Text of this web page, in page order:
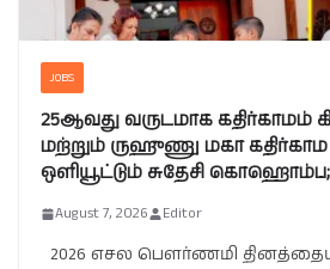
JOBS
25ஆவது வருடமாக கதிர்காமம்
மற்றும் ருஹுணு மகா
ஒளியூட்டும் சுதேசி கொஹொம்ப;
August 7, 2026 Editor
2026 எசல பௌர்ணமி